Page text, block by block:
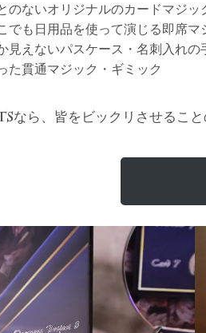
のないオリジナルのカードマジッ
でも日用品を使って演じる即席マ
見えないパスケース・名刺入れの
た貫通マジック・ギミック
なら、皆をビックリさせるこ